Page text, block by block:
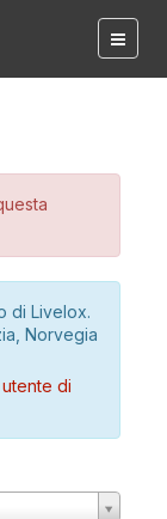
di Livelox.
Norvegia
di